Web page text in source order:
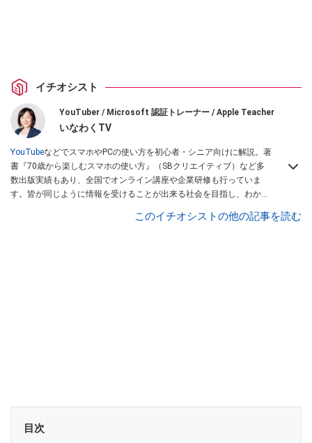
イチオシスト
YouTuber / Microsoft 認証トレーナー / Apple Teacher
いなわくTV
YouTubeなどでスマホやPCの使い方を初心者・シニア向けに解説。著
書『70歳から楽しむスマホの使い方』（SBクリエイティブ）など多
数出版実績もあり、全国でオンライン講座や企業研修も行っていま
す。皆が同じように情報を受けることが出来る社会を目指し、わかり
このイチオシストの他の記事を読む
目次